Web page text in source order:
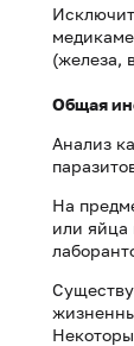
(железа,
Общая
Анализ
На
или яйца